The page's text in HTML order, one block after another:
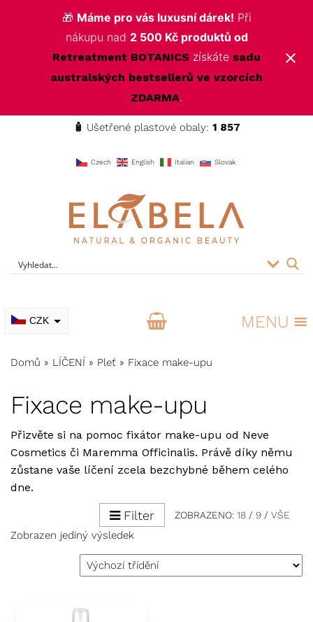
🎁 Máme pro vás luxusní dárek! Při
nákupu nad 2 500 Kč produktů od
Retreatment BOTANICS získáte sadu
australských bestsellerů ve vzorcích
ZDARMA.
🧴 Ušetřené plastové obaly: 1 857
Czech English Italian Slovak
ELABELA Beauty Kvalitní kosmetika pro vás
CZK MENU
Domů » LÍČENÍ » Pleť » Fixace make-upu
Fixace make-upu
Přizvěte si na pomoc fixátor make-upu od Neve
Cosmetics či Maremma Officinalis. Právě díky němu
zůstane vaše líčení zcela bezchybné během celého
dne.
ZOBRAZENO: 18 / 9 / VŠE
Filter
Zobrazen jediný výsledek